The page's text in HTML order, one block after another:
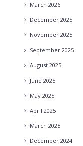
March 2026
December 2025
November 2025
September 2025
August 2025
June 2025
May 2025
April 2025
March 2025
December 2024